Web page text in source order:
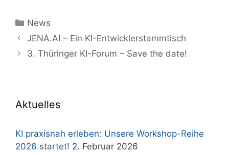
Kategorien
News
JENA.AI – Ein KI-Entwicklerstammtisch
3. Thüringer KI-Forum – Save the date!
Aktuelles
KI praxisnah erleben: Unsere Workshop-Reihe
2026 startet! 2. Februar 2026